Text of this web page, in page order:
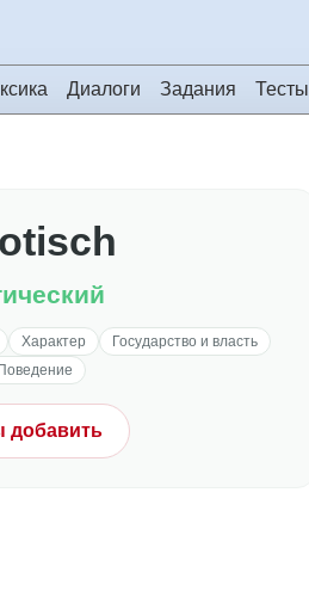
Диалоги Задания Тесты
Характер
Государство и власть
Поведение
добавить